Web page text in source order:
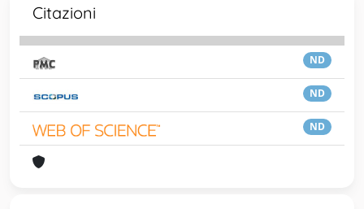
Citazioni
ND
ND
ND